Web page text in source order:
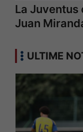
La Juventus
Juan
ULTIME